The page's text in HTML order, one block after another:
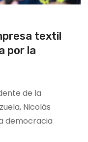
textil
por la
de la
Nicolás
democracia